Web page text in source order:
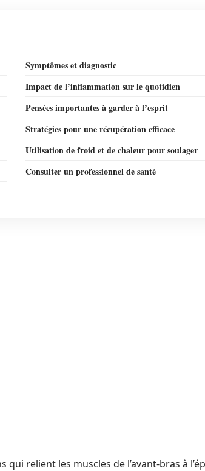
Symptômes et diagnostic
Impact de l’inflammation sur le quotidien
Pensées importantes à garder à l’esprit
Stratégies pour une récupération efficace
Utilisation de froid et de chaleur pour soulager
Consulter un professionnel de santé
relient les muscles de l’avant-bras à